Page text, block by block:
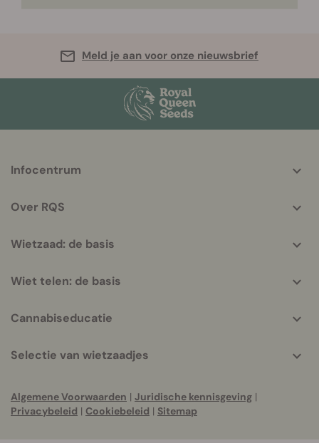
Meld je aan voor onze nieuwsbrief
helpful
Infocentrum
Over RQS
Wietzaad: de basis
Wiet telen: de basis
Cannabiseducatie
Selectie van wietzaadjes
Algemene Voorwaarden | Juridische kennisgeving |
Privacybeleid | Cookiebeleid | Sitemap